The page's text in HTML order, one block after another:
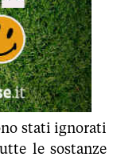
stati ignorati
le sostanze